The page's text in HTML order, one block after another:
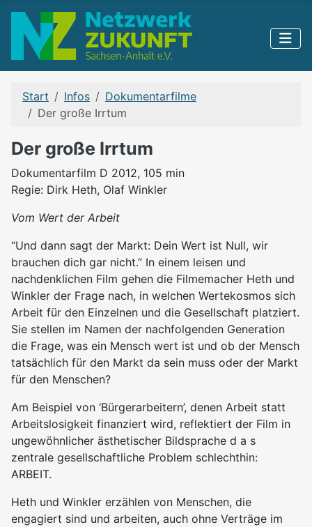
Start Infos
Dokumentarfilme
Der große Irrtum
Der große Irrtum
Dokumentarfilm D 2012, 105 min
Regie: Dirk Heth, Olaf Winkler
Vom Wert der Arbeit
“Und dann sagt der Markt: Dein Wert ist Null, wir
brauchen dich gar nicht.” In einem leisen und
nachdenklichen Film gehen die Filmemacher Heth und
Winkler der Frage nach, in welchen Wertekosmos sich
Arbeit für den Einzelnen und die Gesellschaft platziert.
Sie stellen im Namen der nachfolgenden Generation
die Frage, was ein Mensch wert ist und ob der Mensch
tatsächlich für den Markt da sein muss oder der Markt
für den Menschen?
Am Beispiel von ‘Bürgerarbeitern’, denen Arbeit statt
Arbeitslosigkeit finanziert wird, reflektiert der Film in
ungewöhnlicher ästhetischer Bildsprache d a s
zentrale gesellschaftliche Problem schlechthin:
ARBEIT.
Heth und Winkler erzählen von Menschen, die
engagiert sind und arbeiten, auch ohne Verträge im